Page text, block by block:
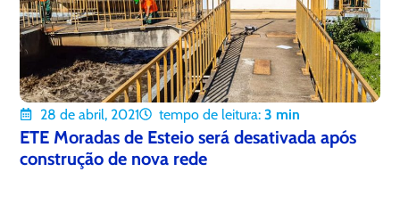
28 de abril, 2021 tempo de leitura: 3 min
ETE Moradas de Esteio será desativada após
construção de nova rede